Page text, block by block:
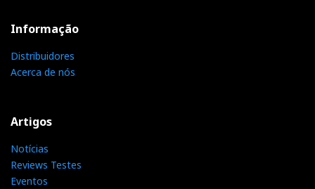
Informação
Distribuidores
Acerca de nós
Artigos
Notícias
Reviews Testes
Eventos